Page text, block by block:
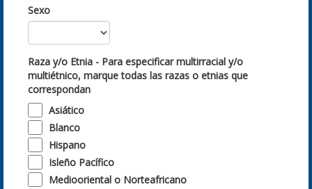
Sexo
Raza y/o Etnia - Para especificar multirracial y/o
multiétnico, marque todas las razas o etnias que
correspondan
Asiático
Blanco
Hispano
Isleño Pacífico
Mediooriental o Norteafricano